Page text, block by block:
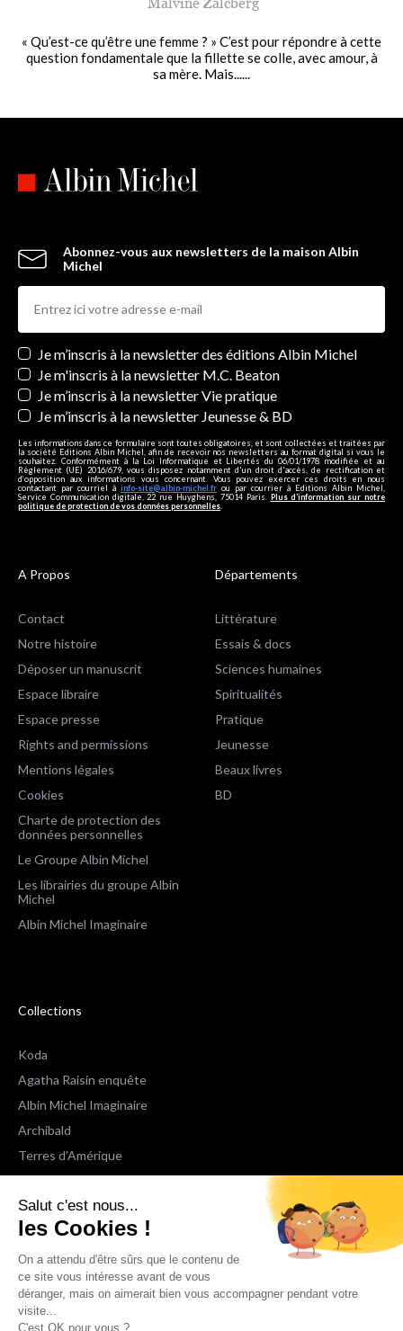
Salut c'est nous...
les Cookies !
On a attendu d'être sûrs que le contenu de
ce site vous intéresse avant de vous
déranger, mais on aimerait bien vous accompagner pendant votre
visite...
C'est OK pour vous ?
« Qu’est-ce qu’être une femme ? » C’est pour répondre à cette
question fondamentale que la fillette se colle, avec amour, à
sa mère. Mais......
Abonnez-vous aux newsletters de la maison Albin
Michel
Newsletters
Je m’inscris à la newsletter des éditions Albin Michel
Je m'inscris à la newsletter M.C. Beaton
Je m’inscris à la newsletter Vie pratique
Je m’inscris à la newsletter Jeunesse & BD
Les informations dans ce formulaire sont toutes obligatoires, et sont collectées et traitées par
la société Editions Albin Michel, afin de recevoir nos newsletters au format digital si vous le
souhaitez. Conformément à la Loi Informatique et Libertés du 06/01/1978 modifiée et au
Règlement (UE) 2016/679, vous disposez notamment d'un droit d'accès, de rectification et
d’opposition aux informations vous concernant. Vous pouvez exercer ces droits en nous
contactant par courriel à info-site@albin-michel.fr ou par courrier à Editions Albin Michel,
Service Communication digitale, 22 rue Huyghens, 75014 Paris. Plus d’information sur notre
politique de protection de vos données personnelles
A Propos
Contact
Notre histoire
Déposer un manuscrit
Espace libraire
Espace presse
Rights and permissions
Mentions légales
Cookies
Charte de protection des
données personnelles
Le Groupe Albin Michel
Les librairies du groupe Albin
Michel
Albin Michel Imaginaire
Départements
Littérature
Essais & docs
Sciences humaines
Spiritualités
Pratique
Jeunesse
Beaux livres
BD
Collections
Koda
Agatha Raisin enquête
Albin Michel Imaginaire
Archibald
Terres d'Amérique
Espaces Libres Poche
NOX
Wiz
Voir toutes les collections
Nous suivre